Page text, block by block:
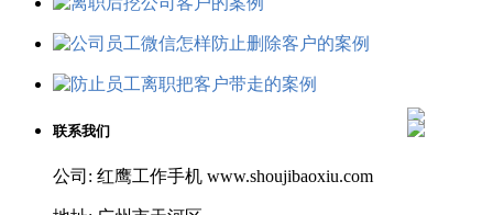
联系我们
公司: 红鹰工作手机 www.shoujibaoxiu.com